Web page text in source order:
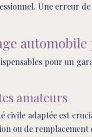
Une erreur
pour un
amateurs
adaptée est
ou de